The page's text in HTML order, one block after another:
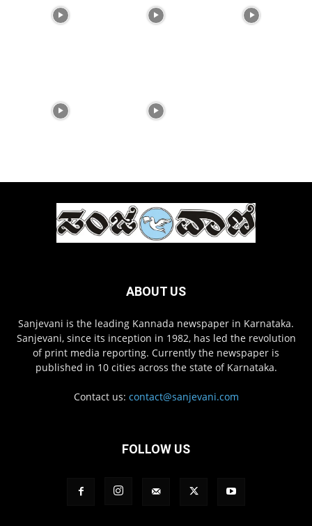
ABOUT US
Sanjevani is the leading Kannada newspaper in Karnataka.
Sanjevani, since its inception in 1982, has led the revolution
of print media reporting. Currently the newspaper is
published in 10 cities across the state of Karnataka.
Contact us: contact@sanjevani.com
FOLLOW US